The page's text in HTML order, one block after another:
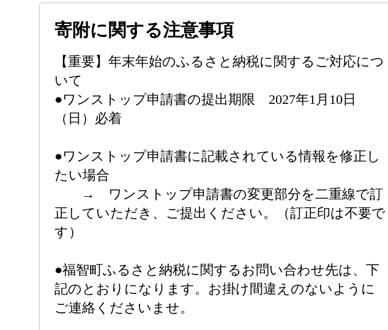
寄附に関する注意事項
【重要】年末年始のふるさと納税に関するご対応につ
いて
●ワンストップ申請書の提出期限 2027年1月10日
（日）必着
●ワンストップ申請書に記載されている情報を修正し
たい場合
→ ワンストップ申請書の変更部分を二重線で訂
正していただき、ご提出ください。（訂正印は不要で
す）
●福智町ふるさと納税に関するお問い合わせ先は、下
記のとおりになります。お掛け間違えのないように
ご連絡くださいませ。